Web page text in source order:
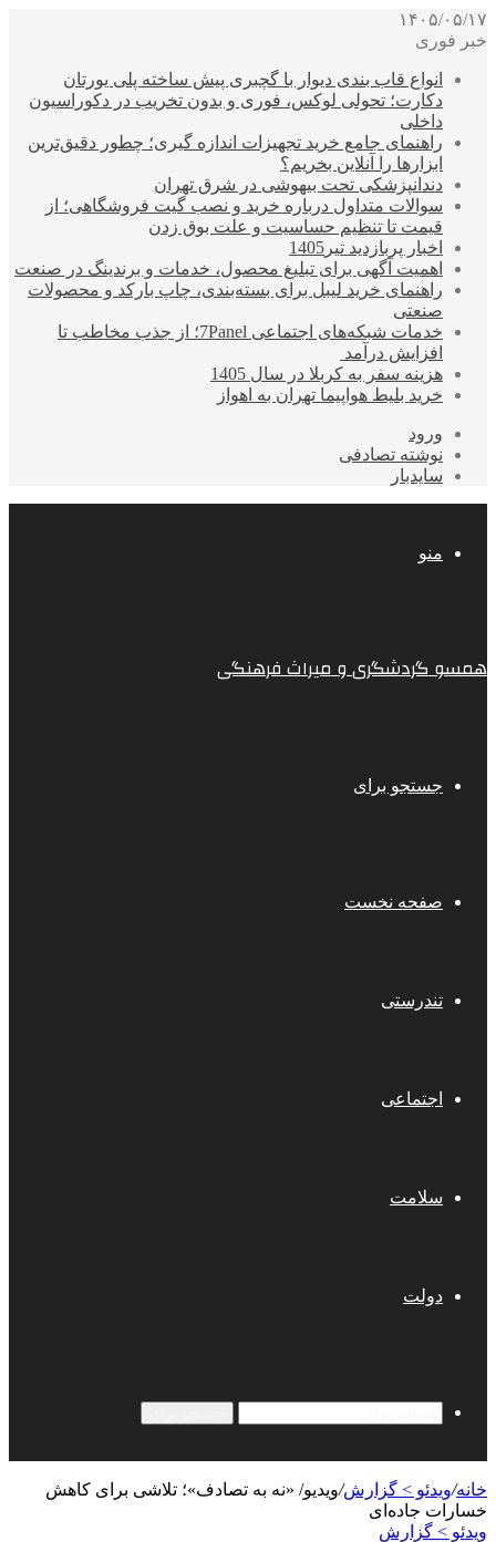
۱۴۰۵/۰۵/۱۷
خبر فوری
انواع قاب بندی دیوار با گچبری پیش ساخته پلی یورتان
دکارت؛ تحولی لوکس، فوری و بدون تخریب در دکوراسیون
داخلی
راهنمای جامع خرید تجهیزات اندازه گیری؛ چطور دقیق‌ترین
ابزارها را آنلاین بخریم؟
دندانپزشکی تحت بیهوشی در شرق تهران
سوالات متداول درباره خرید و نصب گیت فروشگاهی؛ از
قیمت تا تنظیم حساسیت و علت بوق زدن
اخبار پربازدید تیر1405
اهمیت آگهی برای تبلیغ محصول، خدمات و برندینگ در صنعت
راهنمای خرید لیبل برای بسته‌بندی، چاپ بارکد و محصولات
صنعتی
خدمات شبکه‌های اجتماعی 7Panel؛ از جذب مخاطب تا
افزایش درآمد
هزینه سفر به کربلا در سال 1405
خرید بلیط هواپیما تهران به اهواز
ورود
نوشته تصادفی
سایدبار
منو
همسو گردشگری و میراث فرهنگی
جستجو برای
صفحه نخست
تندرستی
اجتماعی
سلامت
دولت
خانه/ویدئو > گزارش/ویدیو/ «نه به تصادف»؛ تلاشی برای کاهش
خسارات جاده‌ای
ویدئو > گزارش